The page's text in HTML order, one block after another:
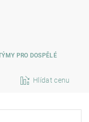
PRO DOSPĚLÉ
Hlídat cenu